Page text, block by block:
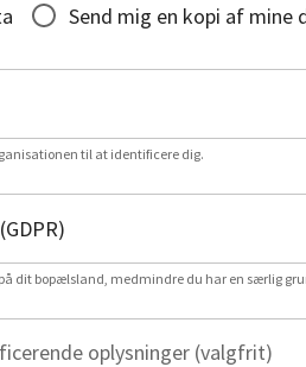
Send mig en kopi af mine
til at identificere dig.
dit bopælsland, medmindre du har en særlig
oplysninger (valgfrit)